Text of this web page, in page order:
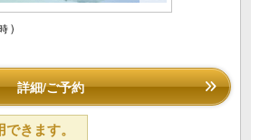
)
詳細/ご予約
きます。